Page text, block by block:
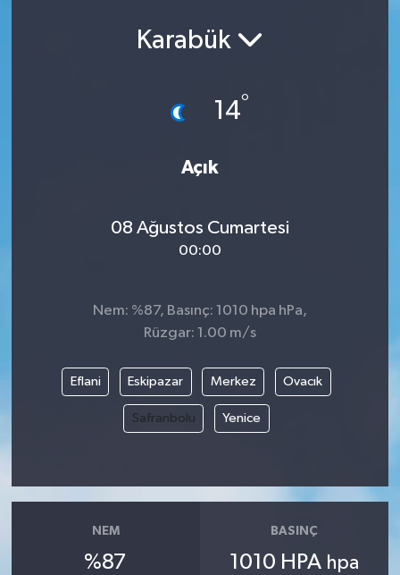
Karabük
14°
Açık
08 Ağustos Cumartesi
00:00
Nem: %87, Basınç: 1010 hpa hPa,
Rüzgar: 1.00 m/s
Eflani Eskipazar Merkez Ovacık
Safranbolu Yenice
NEM
%87
BASINÇ
1010 HPA hpa
İlçe Haberleri
Kültür & Sanat
Resmi İlanlar
Sağlık